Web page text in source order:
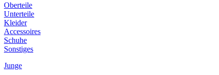
Oberteile
Unterteile
Kleider
Accessoires
Schuhe
Sonstiges
Junge